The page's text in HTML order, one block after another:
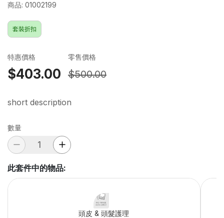
商品: 01002199
套裝折扣
特惠價格
$403.00
零售價格
$500.00
short description
數量
此套件中的物品:
頭皮 & 頭髮護理